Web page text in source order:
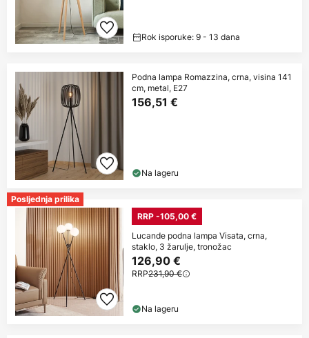
Rok isporuke: 9 - 13 dana
Podna lampa Romazzina, crna, visina 141
cm, metal, E27
156,51 €
Na lageru
Posljednja prilika
RRP -105,00 €
Lucande podna lampa Visata, crna,
staklo, 3 žarulje, tronožac
126,90 €
RRP231,90 €
Na lageru